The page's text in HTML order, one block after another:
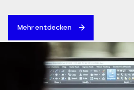
Mehr entdecken